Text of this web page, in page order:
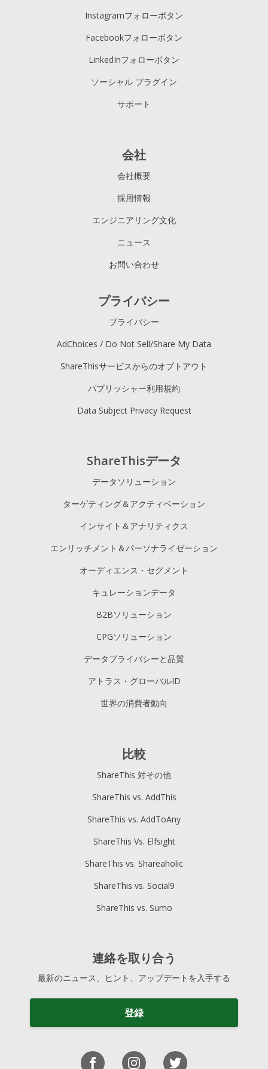
Instagramフォローボタン
Facebookフォローボタン
LinkedInフォローボタン
ソーシャル プラグイン
サポート
ShareThisデータ
データソリューション
ターゲティング＆アクティベーション
インサイト＆アナリティクス
エンリッチメント＆パーソナライゼーション
オーディエンス・セグメント
キュレーションデータ
B2Bソリューション
CPGソリューション
データプライバシーと品質
アトラス・グローバルID
世界の消費者動向
会社
会社概要
採用情報
エンジニアリング文化
ニュース
お問い合わせ
プライバシー
プライバシー
AdChoices / Do Not Sell/Share My Data
ShareThisサービスからのオプトアウト
パブリッシャー利用規約
Data Subject Privacy Request
比較
ShareThis 対その他
ShareThis vs. AddThis
ShareThis vs. AddToAny
ShareThis Vs. Elfsight
ShareThis vs. Shareaholic
ShareThis vs. Social9
ShareThis vs. Sumo
連絡を取り合う
最新のニュース、ヒント、アップデートを入手する
登録